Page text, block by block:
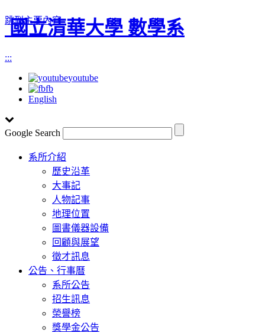
跳到主要內容
國立清華大學 數學系
:::
youtube
fb
English
Google Search
Toggle
navigation
系所介紹
歷史沿革
大事記
人物記事
地理位置
圖書儀器設備
回顧與展望
徵才訊息
公告、行事曆
系所公告
招生訊息
榮譽榜
獎學金公告